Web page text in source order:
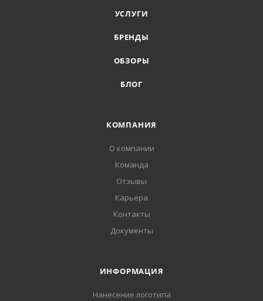
УСЛУГИ
БРЕНДЫ
ОБЗОРЫ
БЛОГ
КОМПАНИЯ
О компании
Команда
Отзывы
Карьера
Контакты
Документы
ИНФОРМАЦИЯ
Нанесение логотипа